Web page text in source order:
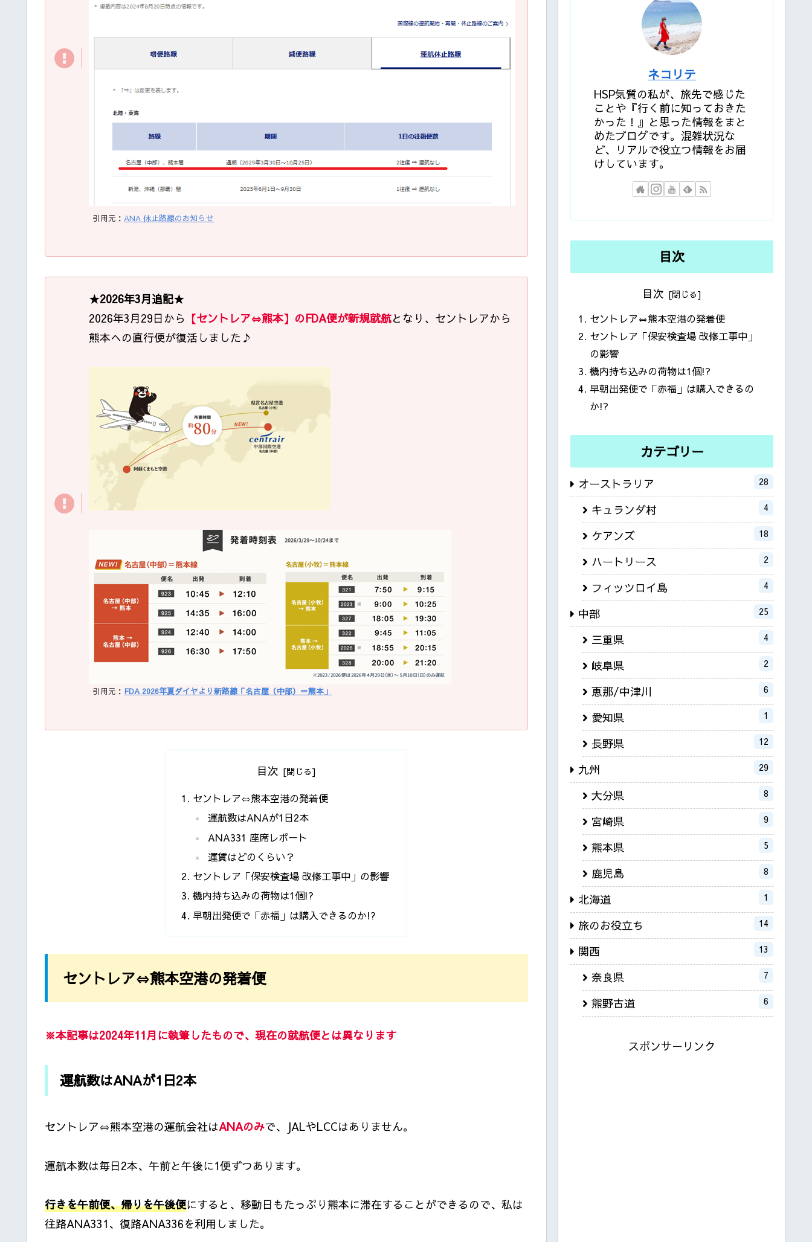
引用元： ANA 休止路線のお知らせ
★2026年3月追記★
2026年3月29日から 【セントレア⇔熊本】のFDA便が新規就航となり、セントレアから
熊本への直行便が復活しました♪
引用元： FDA 2026年夏ダイヤより新路線「名古屋（中部）＝熊本」
目次
セントレア⇔熊本空港の発着便
運航数はANAが1日2本
ANA331 座席レポート
運賃はどのくらい？
セントレア「保安検査場 改修工事中」の影響
機内持ち込みの荷物は1個!?
早朝出発便で「赤福」は購入できるのか!?
セントレア⇔熊本空港の発着便
※本記事は2024年11月に執筆したもので、現在の就航便とは異なります
運航数はANAが1日2本
セントレア⇔熊本空港の運航会社はANAのみで、JALやLCCはありません。
運航本数は毎日2本、午前と午後に1便ずつあります。
行きを午前便、帰りを午後便にすると、移動日もたっぷり熊本に滞在することができるので、私は
往路ANA331、復路ANA336を利用しました。
ネコリテ
HSP気質の私が、旅先で感じた
ことや『行く前に知っておきた
かった！』と思った情報をまと
めたブログです。混雑状況な
ど、リアルで役立つ情報をお届
けしています。
目次
目次
セントレア⇔熊本空港の発着便
セントレア「保安検査場 改修工事中」
の影響
機内持ち込みの荷物は1個!?
早朝出発便で「赤福」は購入できるの
か!?
カテゴリー
オーストラリア 28
キュランダ村 4
ケアンズ 18
ハートリース 2
フィッツロイ島 4
中部 25
三重県 4
岐阜県 2
恵那/中津川 6
愛知県 1
長野県 12
九州 29
大分県 8
宮崎県 9
熊本県 5
鹿児島 8
北海道 1
旅のお役立ち 14
関西 13
奈良県 7
熊野古道 6
スポンサーリンク